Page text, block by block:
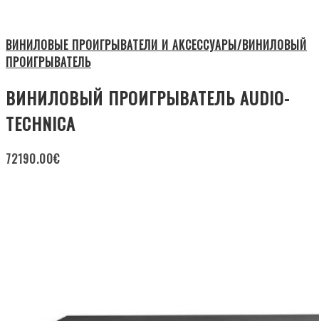
ВИНИЛОВЫЕ ПРОИГРЫВАТЕЛИ И АКСЕССУАРЫ/ВИНИЛОВЫЙ
ПРОИГРЫВАТЕЛЬ
ВИНИЛОВЫЙ ПРОИГРЫВАТЕЛЬ AUDIO-
TECHNICA
72190.00€